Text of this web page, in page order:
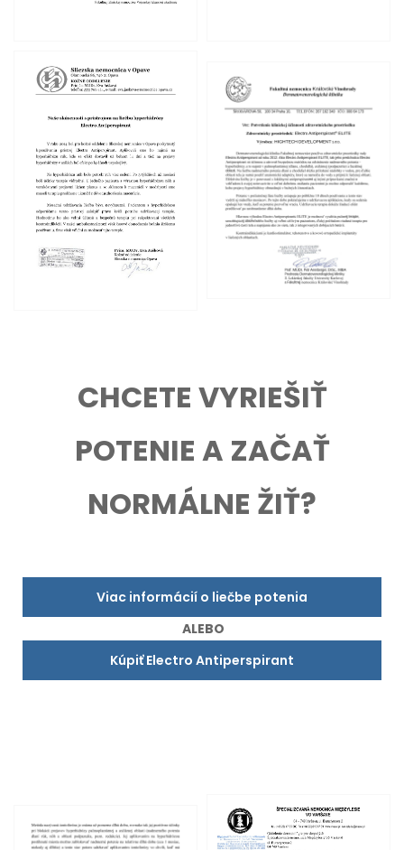
CHCETE VYRIEŠIŤ
POTENIE A ZAČAŤ
NORMÁLNE ŽIŤ?
Viac informácií o liečbe potenia
ALEBO
Kúpiť Electro Antiperspirant